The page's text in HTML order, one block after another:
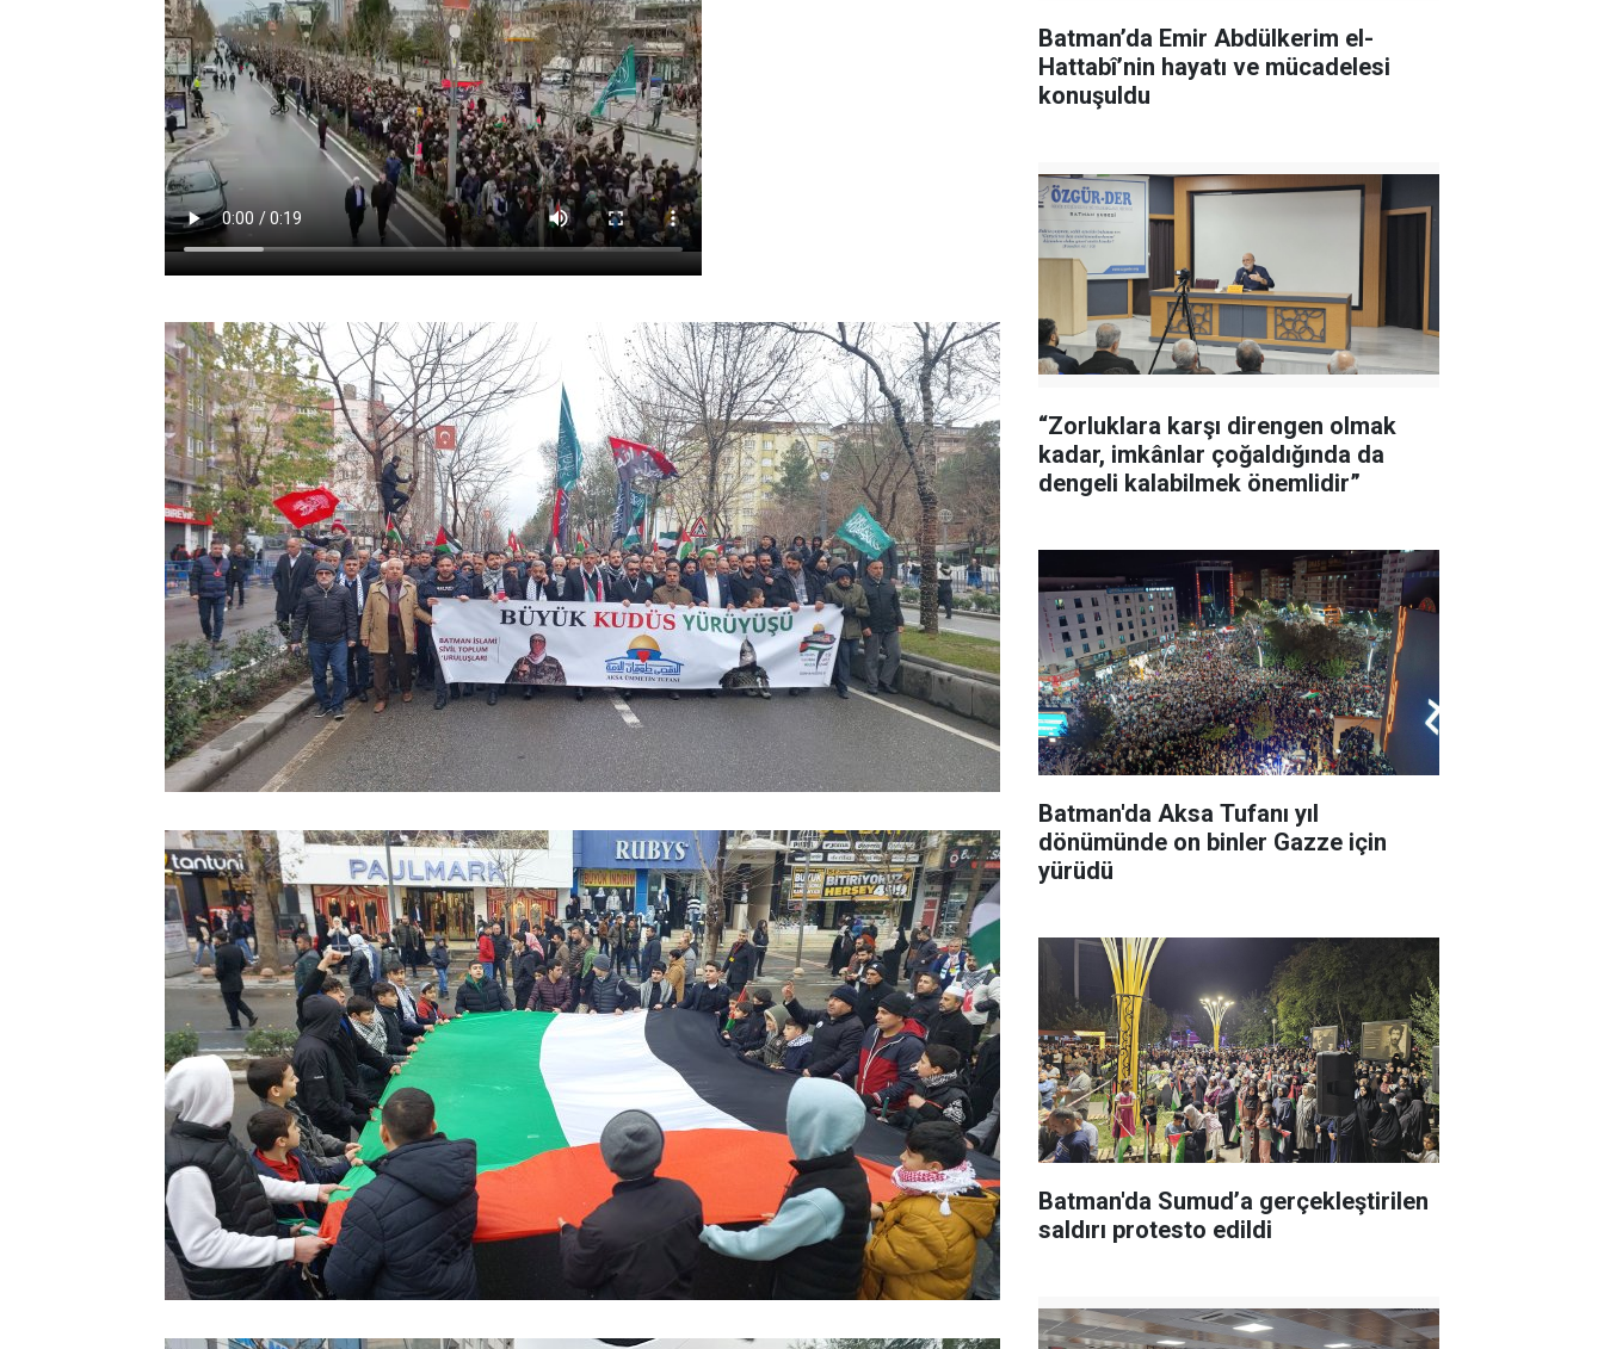
Batman’da Emir Abdülkerim el-
Hattabî’nin hayatı ve mücadelesi
konuşuldu
“Zorluklara karşı direngen olmak
kadar, imkânlar çoğaldığında da
dengeli kalabilmek önemlidir”
Batman'da Aksa Tufanı yıl
dönümünde on binler Gazze için
yürüdü
Batman'da Sumud’a gerçekleştirilen
saldırı protesto edildi